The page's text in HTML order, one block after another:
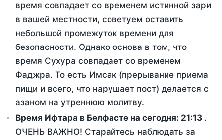
время совпадает со временем истинной зари
в вашей местности, советуем оставить
небольшой промежуток времени для
безопасности. Однако основа в том, что
время Сухура совпадает со временем
Фаджра. То есть Имсак (прерывание приема
пищи и всего, что нарушает пост) делается с
азаном на утреннюю молитву.
Время Ифтара в Белфасте на сегодня: 21:13 .
ОЧЕНЬ ВАЖНО! Старайтесь наблюдать за